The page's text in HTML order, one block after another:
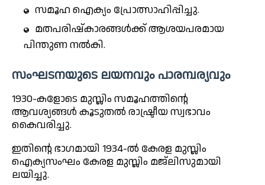
സമൂഹ ഐക്യം പ്രോത്സാഹിപ്പിച്ചു.
മതപരിഷ്കാരങ്ങൾക്ക് ആശയപരമായ
പിന്തുണ നൽകി.
സംഘടനയുടെ ലയനവും പാരമ്പര്യവും
1930-കളോടെ മുസ്ലിം സമൂഹത്തിന്റെ
ആവശ്യങ്ങൾ കൂടുതൽ രാഷ്ട്രീയ സ്വഭാവം
കൈവരിച്ചു.
ഇതിന്റെ ഭാഗമായി 1934-ൽ കേരള മുസ്ലിം
ഐക്യസംഘം കേരള മുസ്ലിം മജ്‌ലിസുമായി
ലയിച്ചു.